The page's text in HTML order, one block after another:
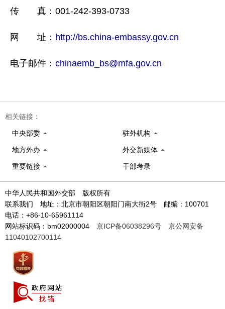
传 真：001-242-393-0733
网 址： http://bs.china-embassy.gov.cn
电子邮件： chinaemb_bs@mfa.gov.cn
相关链接：
中央部委 驻外机构
地方外办 外交新媒体
重要链接 干部考录
中华人民共和国外交部 版权所有
联系我们 地址：北京市朝阳区朝阳门南大街2号 邮编：100701
电话：+86-10-65961114
网站标识码：bm02000004 京ICP备06038296号
京公网安备
11040102700114